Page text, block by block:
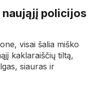
naująjį policijos
visai šalia miško
kaklaraiščių tiltą,
siauras ir